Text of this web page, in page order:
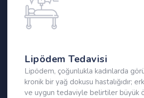
Lipödem Tedavisi
Lipödem, çoğunlukla kadınlarda
kronik bir yağ dokusu hastalığıdır;
ve uygun tedaviyle belirtiler büyük